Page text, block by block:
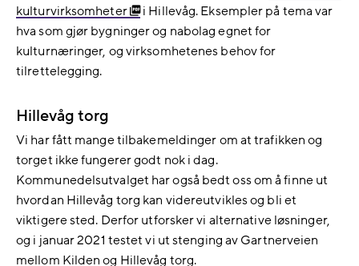
kulturvirksomheter
i Hillevåg. Eksempler på tema var
hva som gjør bygninger og nabolag egnet for
kulturnæringer, og virksomhetenes behov for
tilrettelegging.
Hillevåg torg
Vi har fått mange tilbakemeldinger om at trafikken og
torget ikke fungerer godt nok i dag.
Kommunedelsutvalget har også bedt oss om å finne ut
hvordan Hillevåg torg kan videreutvikles og bli et
viktigere sted. Derfor utforsker vi alternative løsninger,
og i januar 2021 testet vi ut stenging av Gartnerveien
mellom Kilden og Hillevåg torg.